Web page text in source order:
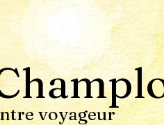
voyageur